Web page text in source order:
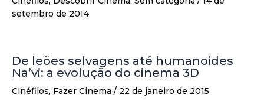
setembro de 2014
De leões selvagens até humanoides
Na’vi: a evolução do cinema 3D
Cinéfilos, Fazer Cinema / 22 de janeiro de 2015